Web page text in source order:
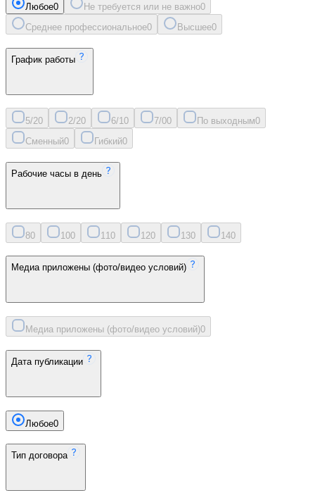
Любое0 Не требуется или не важно0
Среднее профессиональное0 Высшее0
График работы
5/20 2/20 6/10 7/00 По выходным0
Сменный0 Гибкий0
Рабочие часы в день
80 100 11 0 120 130 140
Медиа приложены (фото/видео условий)
Медиа приложены (фото/видео условий)0
Дата публикации
Любое0
Тип договора